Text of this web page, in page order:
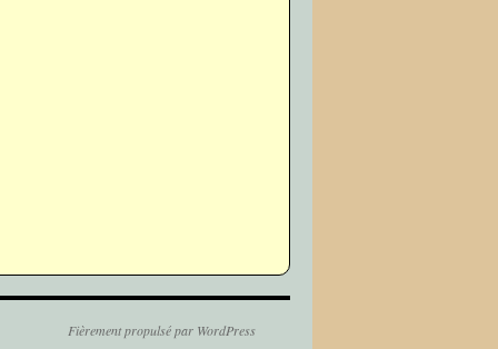
Fièrement propulsé par WordPress